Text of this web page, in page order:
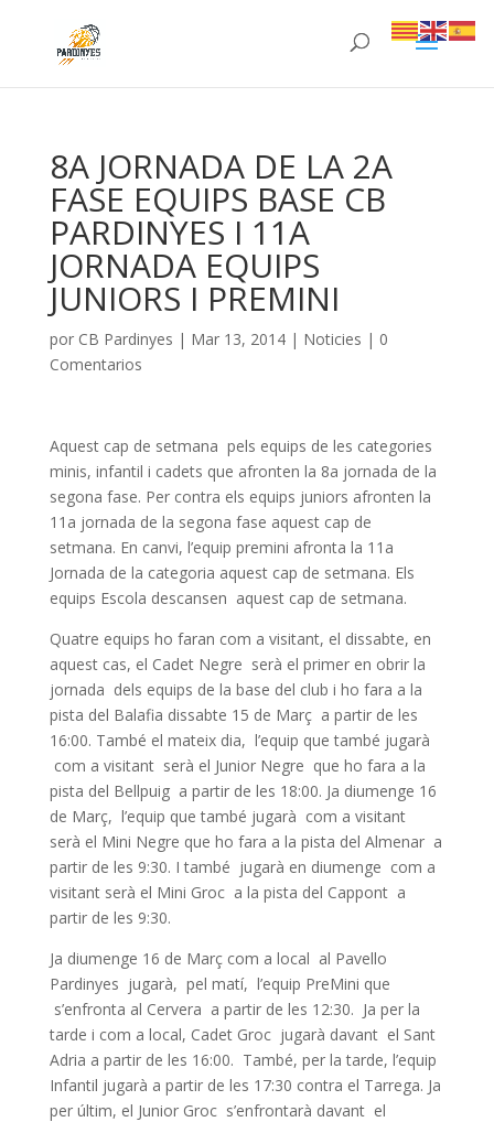
8A JORNADA DE LA 2A
FASE EQUIPS BASE CB
PARDINYES I 11A
JORNADA EQUIPS
JUNIORS I PREMINI
por CB Pardinyes | Mar 13, 2014| Noticies | 0
Comentarios
Aquest cap de setmana pels equips de les categories
minis, infantil i cadets que afronten la 8a jornada de la
segona fase. Per contra els equips juniors afronten la
11a jornada de la segona fase aquest cap de
setmana. En canvi, l’equip premini afronta la 11a
Jornada de la categoria aquest cap de setmana. Els
equips Escola descansen aquest cap de setmana.
Quatre equips ho faran com a visitant, el dissabte, en
aquest cas, el Cadet Negre serà el primer en obrir la
jornada dels equips de la base del club i ho fara a la
pista del Balafia dissabte 15 de Març a partir de les
16:00. També el mateix dia, l’equip que també jugarà
com a visitant serà el Junior Negre que ho fara a la
pista del Bellpuig a partir de les 18:00. Ja diumenge 16
de Març, l’equip que també jugarà com a visitant
serà el Mini Negre que ho fara a la pista del Almenar a
partir de les 9:30. I també jugarà en diumenge com a
visitant serà el Mini Groc a la pista del Cappont a
partir de les 9:30.
Ja diumenge 16 de Març com a local al Pavello
Pardinyes jugarà, pel matí, l’equip PreMini que
s’enfronta al Cervera a partir de les 12:30. Ja per la
tarde i com a local, Cadet Groc jugarà davant el Sant
Adria a partir de les 16:00. També, per la tarde, l’equip
Infantil jugarà a partir de les 17:30 contra el Tarrega. Ja
per últim, el Junior Groc s’enfrontarà davant el